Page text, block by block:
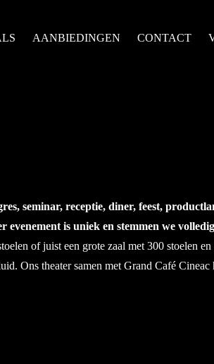
AANBIEDINGEN CONTACT
seminar, receptie, diner, feest,
evenement is uniek en stemmen we
of juist een grote zaal met 300 stoelen
Ons theater samen met Grand Café